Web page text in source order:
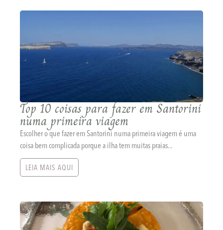
Top 10 coisas para fazer em Santorini
numa primeira viagem
Escolher o que fazer em Santorini numa primeira viagem é uma
coisa bem complicada porque a ilha tem muitas praias...
LEIA MAIS AQUI